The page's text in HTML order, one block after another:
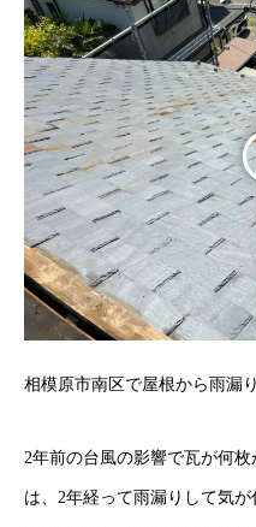
相模原市南区で屋根から雨漏
2年前の台風の影響で瓦が何
は、2年経って雨漏りして気